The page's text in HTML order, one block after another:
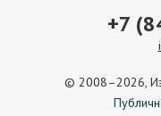
+7
© 2008–2026,